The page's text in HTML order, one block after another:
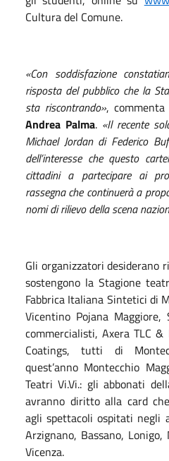
Cultura del Comune.
«Con soddisfazione
risposta del pubblico che la
sta riscontrando»,
Andrea Palma. «Il recente
Michael Jordan di Federico
dell’interesse che questo
cittadini a partecipare ai
rassegna che continuerà a
nomi di rilievo della scena
Gli organizzatori desiderano
sostengono la Stagione
Fabbrica Italiana Sintetici di
Vicentino Pojana
commercialisti, Axera TLC
Coatings, tutti di
quest’anno Montecchio
Teatri Vi.Vi.: gli abbonati
avranno diritto alla card
agli spettacoli ospitati
Arzignano, Bassano,
Vicenza.